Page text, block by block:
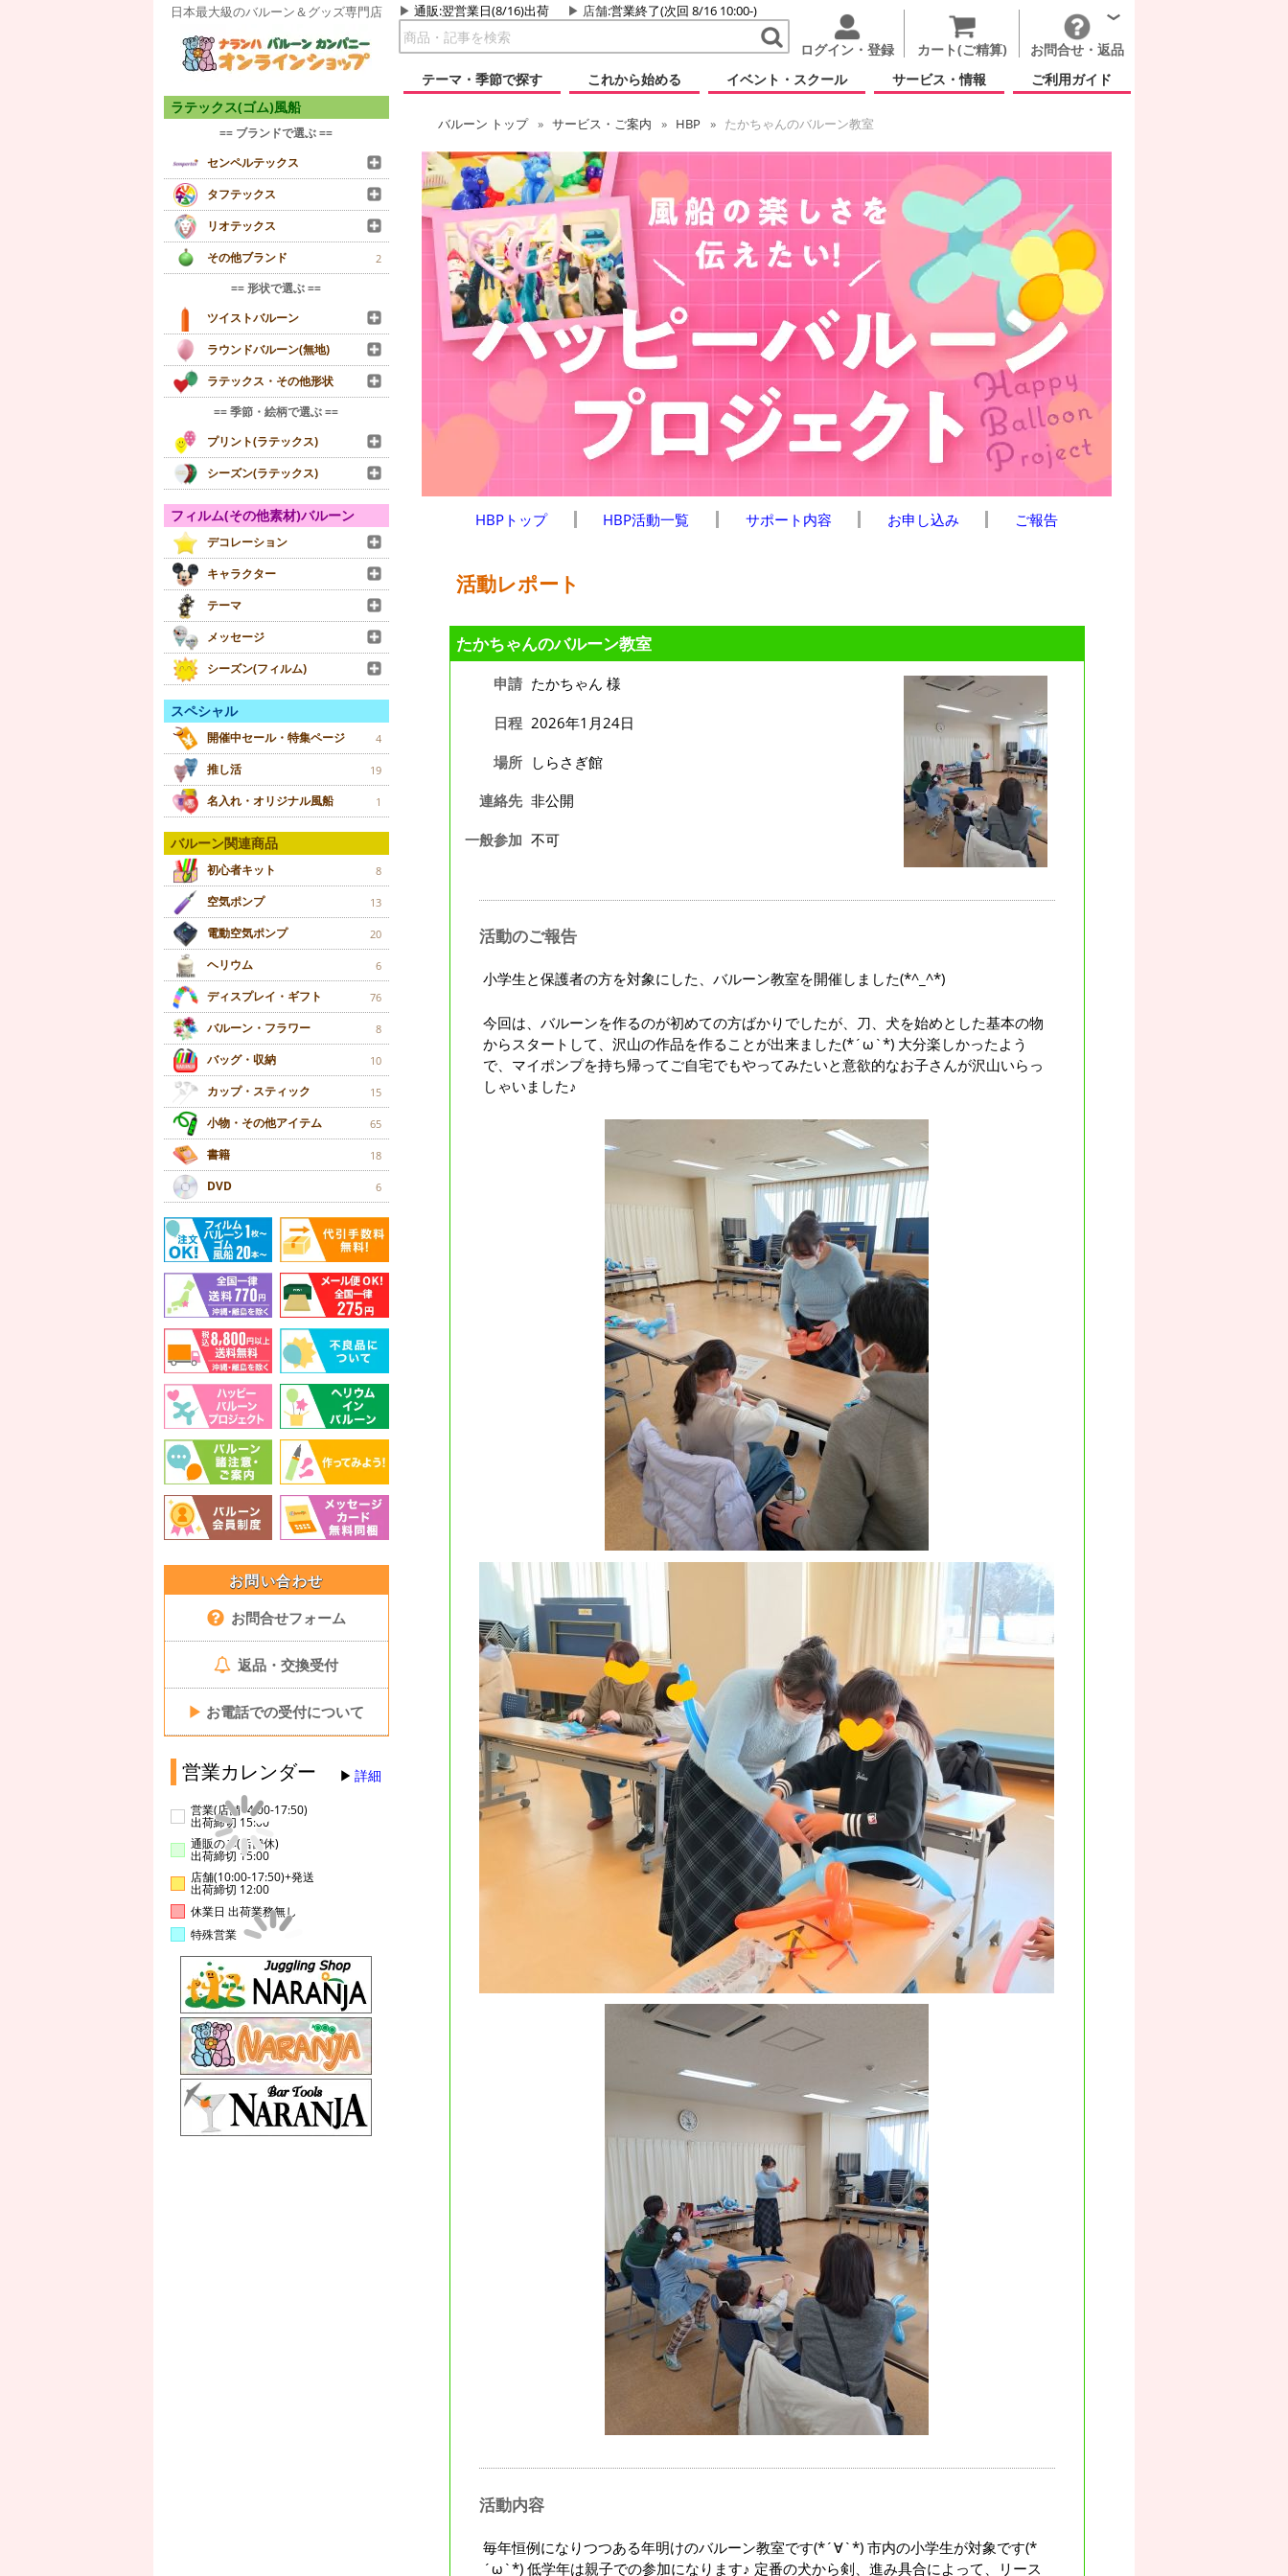
日本最大級のバルーン＆グッズ専門店 通販:翌営業日(8/16)出荷 店舗:営業終了(次回 8/16 10:00-)
ログイン・登録 カート(ご精算)
お問合せ・返品
テーマ・季節で探す
これから始める イベント・スクール サービス・情報 ご利用ガイド
ラテックス(ゴム)風船
== ブランドで選ぶ ==
センペルテックス
タフテックス
リオテックス
その他ブランド
2
== 形状で選ぶ ==
ツイストバルーン
ラウンドバルーン(無地)
ラテックス・その他形状
== 季節・絵柄で選ぶ ==
プリント(ラテックス)
シーズン(ラテックス)
フィルム(その他素材)バルーン
デコレーション
キャラクター
テーマ
メッセージ
シーズン(フィルム)
スペシャル
開催中セール・特集ページ 4
推し活 19
名入れ・オリジナル風船 1
バルーン関連商品
初心者キット 8
空気ポンプ 13
電動空気ポンプ 20
ヘリウム 6
ディスプレイ・ギフト 76
バルーン・フラワー 8
バッグ・収納 10
カップ・スティック 15
小物・その他アイテム 65
書籍 18
DVD 6
お問い合わせ
お問合せフォーム
返品・交換受付
▶ お電話での受付について
営業カレンダー 詳細
営業(店舗14:00-17:50)
出荷締切 15:00
通販のみ(店舗休)
出荷締切 15:00
店舗(10:00-17:50)+発送
出荷締切 12:00
休業日 出荷業務無し
特殊営業
バルーン トップ サービス・ご案内 HBP たかちゃんのバルーン教室
HBPトップ HBP活動一覧 サポート内容 お申し込み ご報告
活動レポート
たかちゃんのバルーン教室
申請 たかちゃん 様
日程 2026年1月24日
場所 しらさぎ館
連絡先 非公開
一般参加 不可
活動のご報告
小学生と保護者の方を対象にした、バルーン教室を開催しました(*^_^*)
今回は、バルーンを作るのが初めての方ばかりでしたが、刀、犬を始めとした基本の物
からスタートして、沢山の作品を作ることが出来ました(*´ω`*) 大分楽しかったよう
で、マイポンプを持ち帰ってご自宅でもやってみたいと意欲的なお子さんが沢山いらっ
しゃいました♪
活動内容
毎年恒例になりつつある年明けのバルーン教室です(*´∀`*) 市内の小学生が対象です(*
´ω`*) 低学年は親子での参加になります♪ 定番の犬から剣、進み具合によって、リース